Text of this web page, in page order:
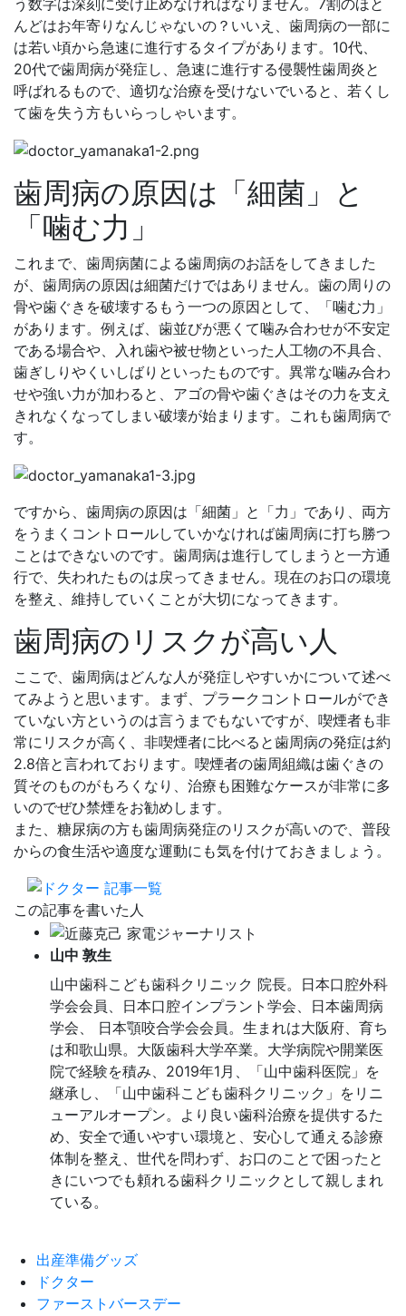
う数字は深刻に受け止めなければなりません。7割のほと
んどはお年寄りなんじゃないの？いいえ、歯周病の一部に
は若い頃から急速に進行するタイプがあります。10代、
20代で歯周病が発症し、急速に進行する侵襲性歯周炎と
呼ばれるもので、適切な治療を受けないでいると、若くし
て歯を失う方もいらっしゃいます。
歯周病の原因は「細菌」と
「噛む力」
これまで、歯周病菌による歯周病のお話をしてきました
が、歯周病の原因は細菌だけではありません。歯の周りの
骨や歯ぐきを破壊するもう一つの原因として、「噛む力」
があります。例えば、歯並びが悪くて噛み合わせが不安定
である場合や、入れ歯や被せ物といった人工物の不具合、
歯ぎしりやくいしばりといったものです。異常な噛み合わ
せや強い力が加わると、アゴの骨や歯ぐきはその力を支え
きれなくなってしまい破壊が始まります。これも歯周病で
す。
ですから、歯周病の原因は「細菌」と「力」であり、両方
をうまくコントロールしていかなければ歯周病に打ち勝つ
ことはできないのです。歯周病は進行してしまうと一方通
行で、失われたものは戻ってきません。現在のお口の環境
を整え、維持していくことが大切になってきます。
歯周病のリスクが高い人
ここで、歯周病はどんな人が発症しやすいかについて述べ
てみようと思います。まず、プラークコントロールができ
ていない方というのは言うまでもないですが、喫煙者も非
常にリスクが高く、非喫煙者に比べると歯周病の発症は約
2.8倍と言われております。喫煙者の歯周組織は歯ぐきの
質そのものがもろくなり、治療も困難なケースが非常に多
いのでぜひ禁煙をお勧めします。
また、糖尿病の方も歯周病発症のリスクが高いので、普段
からの食生活や適度な運動にも気を付けておきましょう。
この記事を書いた人
山中 敦生
山中歯科こども歯科クリニック 院長。日本口腔外科
学会会員、日本口腔インプラント学会、日本歯周病
学会、 日本顎咬合学会会員。生まれは大阪府、育ち
は和歌山県。大阪歯科大学卒業。大学病院や開業医
院で経験を積み、2019年1月、「山中歯科医院」を
継承し、「山中歯科こども歯科クリニック」をリニ
ューアルオープン。より良い歯科治療を提供するた
め、安全で通いやすい環境と、安心して通える診療
体制を整え、世代を問わず、お口のことで困ったと
きにいつでも頼れる歯科クリニックとして親しまれ
ている。
出産準備グッズ
ドクター
ファーストバースデー